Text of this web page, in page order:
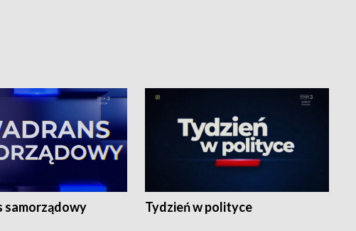
samorządowy Tydzień w polityce